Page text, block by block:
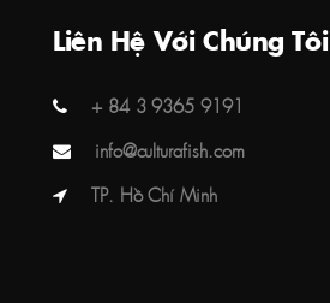
Liên Hệ Với Chúng Tôi
+ 84 3 9365 9191
info@culturafish.com
TP. Hồ Chí Minh